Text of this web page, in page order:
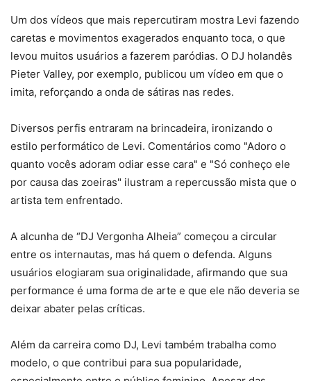
Um dos vídeos que mais repercutiram mostra Levi fazendo
caretas e movimentos exagerados enquanto toca, o que
levou muitos usuários a fazerem paródias. O DJ holandês
Pieter Valley, por exemplo, publicou um vídeo em que o
imita, reforçando a onda de sátiras nas redes.
Diversos perfis entraram na brincadeira, ironizando o
estilo performático de Levi. Comentários como "Adoro o
quanto vocês adoram odiar esse cara" e "Só conheço ele
por causa das zoeiras" ilustram a repercussão mista que o
artista tem enfrentado.
A alcunha de “DJ Vergonha Alheia” começou a circular
entre os internautas, mas há quem o defenda. Alguns
usuários elogiaram sua originalidade, afirmando que sua
performance é uma forma de arte e que ele não deveria se
deixar abater pelas críticas.
Além da carreira como DJ, Levi também trabalha como
modelo, o que contribui para sua popularidade,